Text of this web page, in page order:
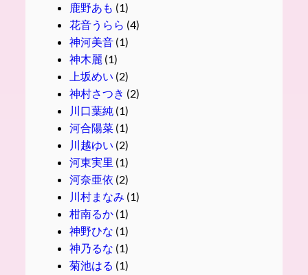
鹿野あも (1)
花音うらら (4)
神河美音(1)
神木麗 (1)
上坂めい (2)
神村さつき (2)
川口葉純(1)
河合陽菜(1)
川越ゆい (2)
河東実里 (1)
河奈亜依 (2)
川村まなみ (1)
柑南るか(1)
神野ひな (1)
神乃るな (1)
菊池はる (1)